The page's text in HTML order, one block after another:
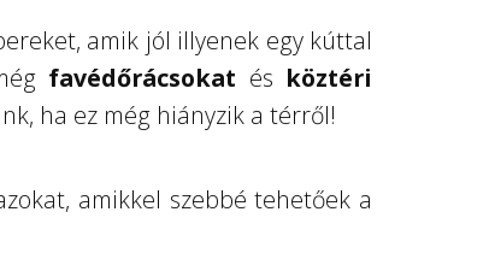
amik jól illyenek egy kúttal
favédőrácsokat és köztéri
ha ez még hiányzik a térről!
amikkel szebbé tehetőek a